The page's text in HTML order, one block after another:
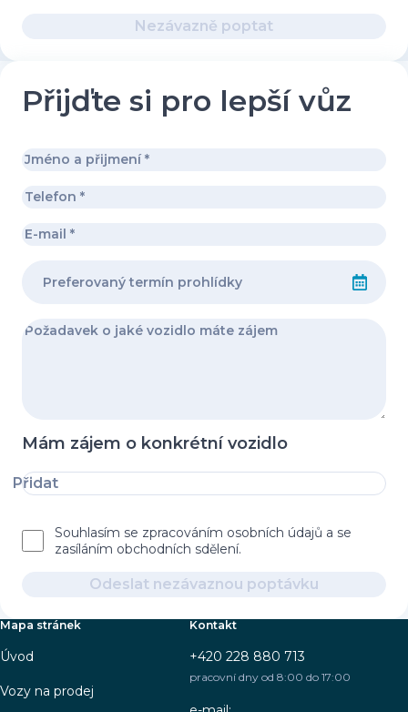
Nezávazně poptat
Přijďte si pro lepší vůz
Mám zájem o konkrétní vozidlo
Přidat
Souhlasím se zpracováním osobních údajů a se
zasíláním obchodních sdělení.
Odeslat nezávaznou poptávku
Mapa stránek
Úvod
Vozy na prodej
Kontakt
+420 228 880 713
pracovní dny od 8:00 do 17:00